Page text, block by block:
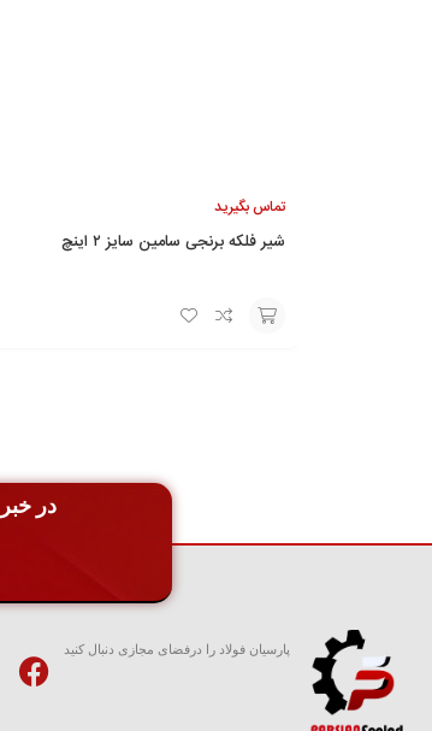
تماس بگیرید
شیر فلکه برنجی سامین سایز ۲ اینچ
در
پارسیان فولاد را درفضای مجازی دنبال کنید